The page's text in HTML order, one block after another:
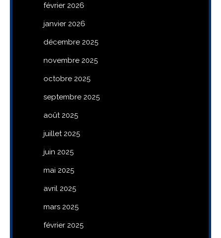
février 2026
janvier 2026
décembre 2025
novembre 2025
octobre 2025
septembre 2025
août 2025
juillet 2025
juin 2025
mai 2025
avril 2025
mars 2025
février 2025